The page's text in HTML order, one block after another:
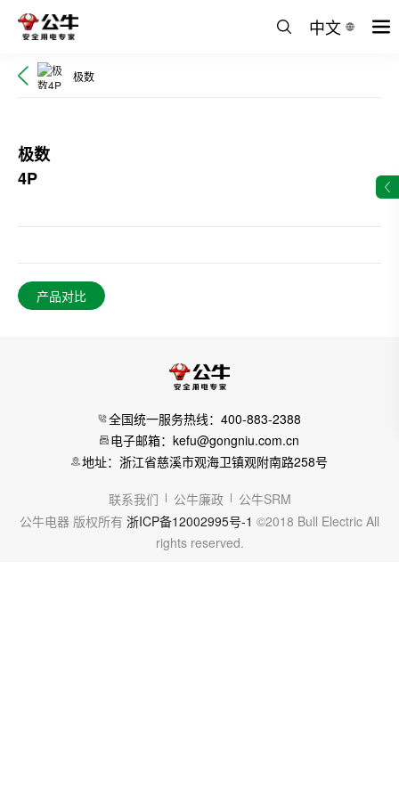
中文
极数
极数
4P
产品对比
全国统一服务热线：400-883-2388
电子邮箱：kefu@gongniu.com.cn
地址：浙江省慈溪市观海卫镇观附南路258号
联系我们 公牛廉政
公牛SRM
公牛电器 版权所有 浙ICP备12002995号-1 ©2018 Bull Electric All
rights reserved.